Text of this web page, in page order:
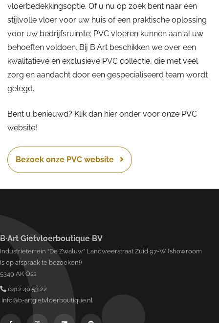
vloerbedekkingsoptie. Of u nu op zoek bent naar een
stijlvolle vloer voor uw huis of een praktische oplossing
voor uw bedrijfsruimte; PVC vloeren kunnen aan al uw
behoeften voldoen. Bij B·Art beschikken we over een
kwalitatieve en exclusieve PVC collectie, die met veel
zorg en aandacht door een gespecialiseerd team wordt
gelegd.
Bent u benieuwd? Klik dan hier onder voor onze PVC
website!
Bezoek onze PVC website
B·Art Gietvloerboutique BV
Industrieterrein “De Zwaluw” Landweerstraat Zuid 97-W (showroom
is op afspraak te bezoeken!)
5349 AK Oss
0412 40 53 22
info@b-artgietvloerboutique.nl